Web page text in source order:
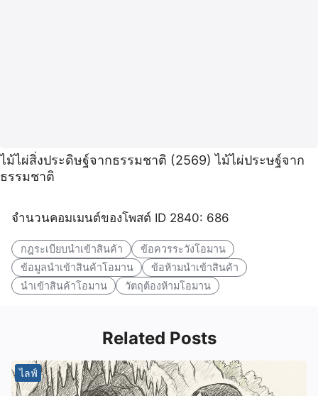
ไม้ไผ่สิ่งประดิษฐ์จากธรรมชาติ (2569) ไม้ไผ่ประษฐ์จาก
ธรรมชาติ
จำนวนคอมเมนต์ของโพสต์ ID 2840: 686
กฎระเบียบนำเข้าสินค้า
ข้อควรระวังโอมาน
ข้อมูลนำเข้าสินค้าโอมาน
ข้อห้ามนำเข้าสินค้า
นำเข้าสินค้าโอมาน
วัตถุต้องห้ามโอมาน
Related Posts
ไลฟ์